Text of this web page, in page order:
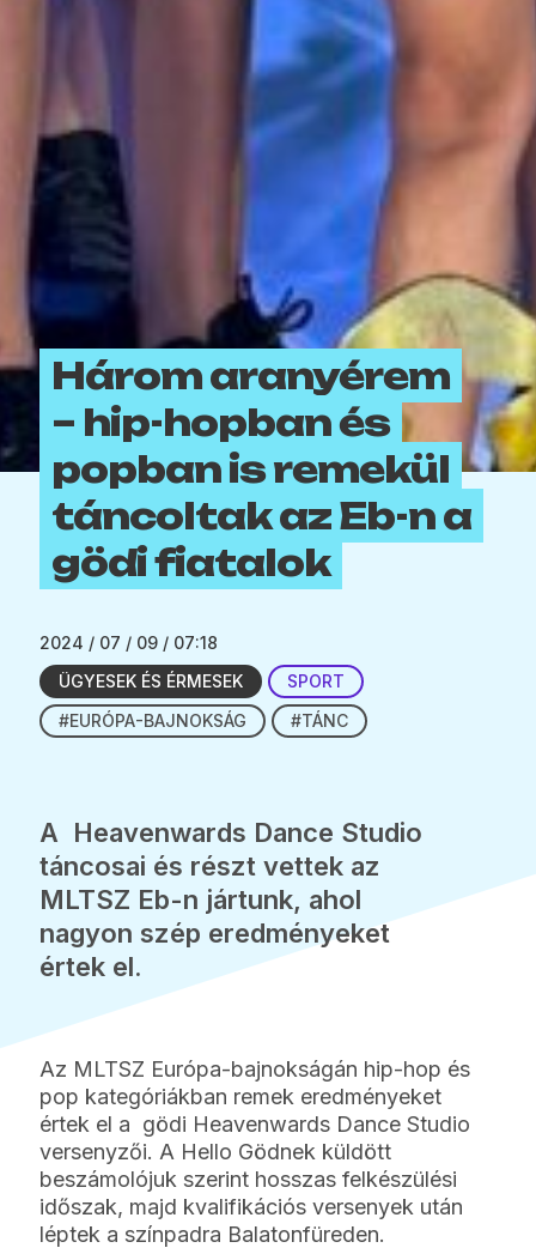
Három aranyérem
– hip-hopban és
popban is remekül
táncoltak az Eb-n a
gödi fiatalok
2024 / 07 / 09 / 07:18
ÜGYESEK ÉS ÉRMESEK
SPORT
#EURÓPA-BAJNOKSÁG
#TÁNC
A Heavenwards Dance Studio
táncosai és részt vettek az
MLTSZ Eb-n jártunk, ahol
nagyon szép eredményeket
értek el.
Az MLTSZ Európa-bajnokságán hip-hop és
pop kategóriákban remek eredményeket
értek el a gödi Heavenwards Dance Studio
versenyzői. A Hello Gödnek küldött
beszámolójuk szerint hosszas felkészülési
időszak, majd kvalifikációs versenyek után
léptek a színpadra Balatonfüreden.